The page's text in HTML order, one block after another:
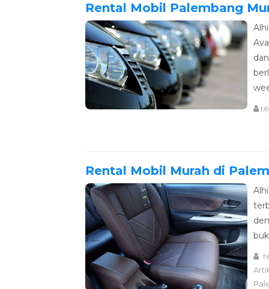
Rental Mobil Palembang
Rental Mobil Murah di